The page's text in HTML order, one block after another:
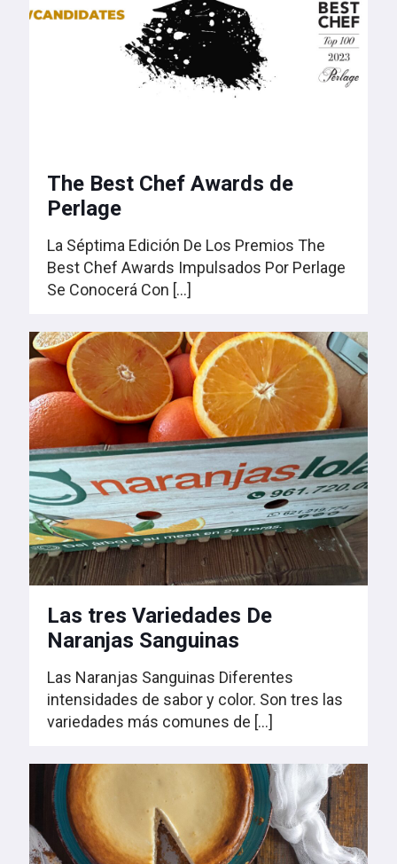
The Best Chef Awards de
Perlage
La Séptima Edición De Los Premios The
Best Chef Awards Impulsados Por Perlage
Se Conocerá Con […]
Las tres Variedades De
Naranjas Sanguinas
Las Naranjas Sanguinas Diferentes
intensidades de sabor y color. Son tres las
variedades más comunes de […]